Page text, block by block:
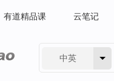
有道精品课 云笔记
中英